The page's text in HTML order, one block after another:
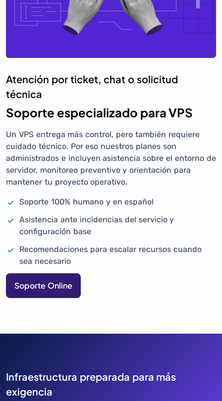
Atención por ticket, chat o solicitud
técnica
Soporte especializado para VPS
Un VPS entrega más control, pero también requiere
cuidado técnico. Por eso nuestros planes son
administrados e incluyen asistencia sobre el entorno de
servidor, monitoreo preventivo y orientación para
mantener tu proyecto operativo.
Soporte 100% humano y en español
Asistencia ante incidencias del servicio y
configuración base
Recomendaciones para escalar recursos cuando
sea necesario
Soporte Online
Infraestructura preparada para más
exigencia